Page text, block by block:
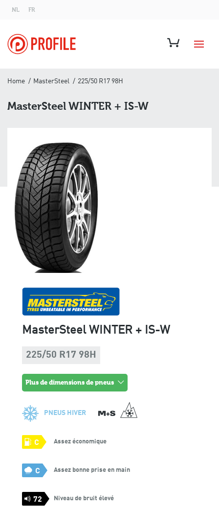
NL FR
Home MasterSteel 225/50 R17 98H
MasterSteel WINTER + IS-W
MasterSteel WINTER + IS-W
225/50 R17 98H
plus de dimensions de pneus
PNEUS HIVER
C Assez économique
C Assez bonne prise en main
72 Niveau de bruit élevé